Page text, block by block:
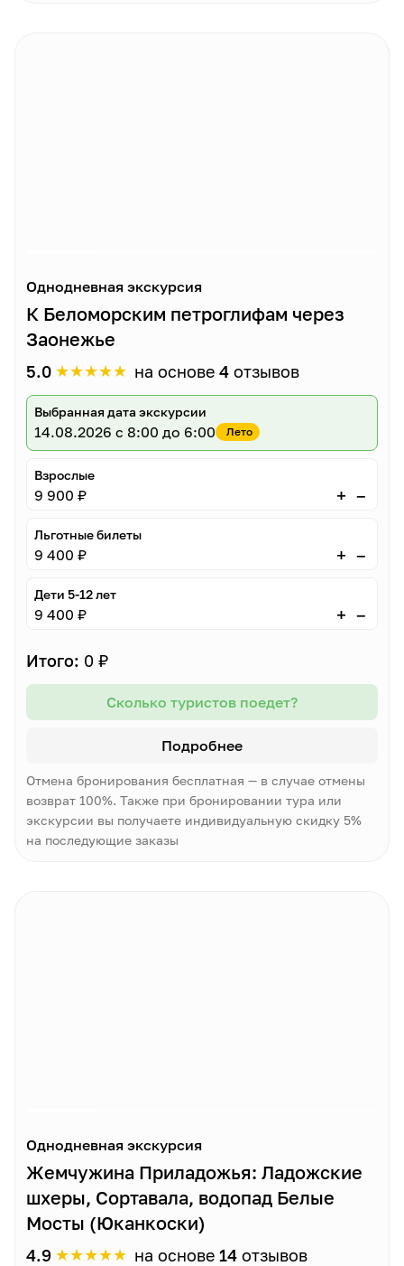
Однодневная экскурсия
К Беломорским петроглифам через
Заонежье
5.0 ★★★★★ на основе 4 отзывов
Выбранная дата экскурсии
14.08.2026 с 8:00 до 6:00 Лето
Взрослые
9 900 ₽ + –
Льготные билеты
9 400 ₽ + –
Дети 5-12 лет
9 400 ₽ + –
Итого: 0 ₽
Сколько туристов поедет?
Подробнее
Отмена бронирования бесплатная — в случае отмены
возврат 100%. Также при бронировании тура или
экскурсии вы получаете индивидуальную скидку 5%
на последующие заказы
Однодневная экскурсия
Жемчужина Приладожья: Ладожские
шхеры, Сортавала, водопад Белые
Мосты (Юканкоски)
4.9 ★★★★★ на основе 14 отзывов